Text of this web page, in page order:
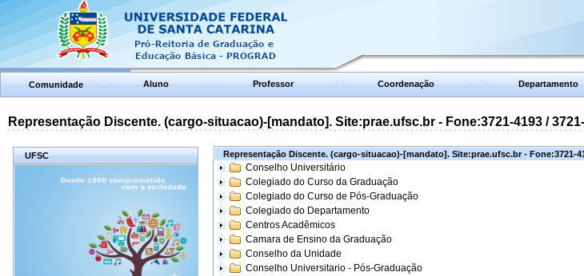
Comunidade Aluno Professor Coordenação Departamento
Representação Discente. (cargo-situacao)-[mandato]. Site:prae.ufsc.br - Fone:3721-4193 /
UFSC Representação Discente. (cargo-situacao)-[mandato]. Site:prae.ufsc.br - Fone:3721-
Conselho Universitário
Colegiado do Curso da Graduação
Colegiado do Curso de Pós-Graduação
Colegiado do Departamento
Centros Acadêmicos
Camara de Ensino da Graduação
Conselho da Unidade
Conselho Universitario - Pós-Graduação